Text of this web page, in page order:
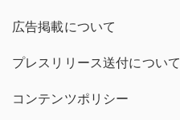
広告掲載について
プレスリリース送付について
コンテンツポリシー